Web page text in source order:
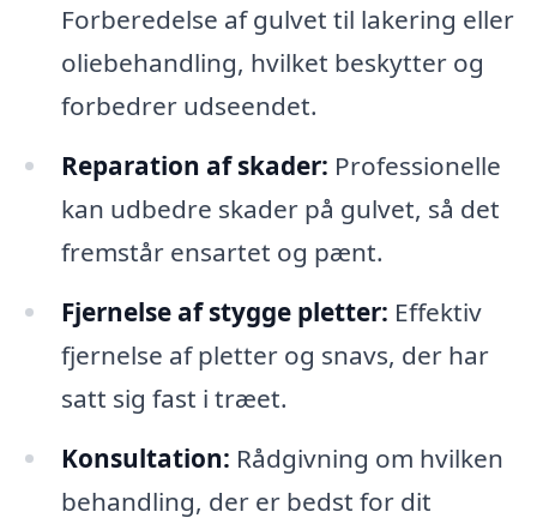
Forberedelse af gulvet til lakering eller
oliebehandling, hvilket beskytter og
forbedrer udseendet.
Reparation af skader: Professionelle
kan udbedre skader på gulvet, så det
fremstår ensartet og pænt.
Fjernelse af stygge pletter: Effektiv
fjernelse af pletter og snavs, der har
satt sig fast i træet.
Konsultation: Rådgivning om hvilken
behandling, der er bedst for dit